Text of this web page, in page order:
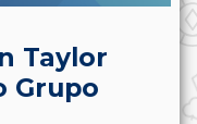
Taylor
Grupo